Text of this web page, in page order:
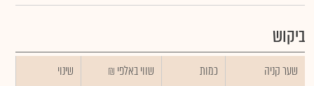
ביקוש
שער קניה כמות ₪ שווי באלפי
שינוי